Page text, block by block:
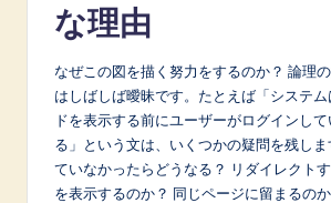
な理由
なぜこの図を描く努力をするのか？ 論理
はしばしば曖昧です。たとえば「システ
ドを表示する前にユーザーがログインし
る」という文は、いくつかの疑問を残し
ていなかったらどうなる？ リダイレクト
を表示するのか？ 同じページに留まるのか